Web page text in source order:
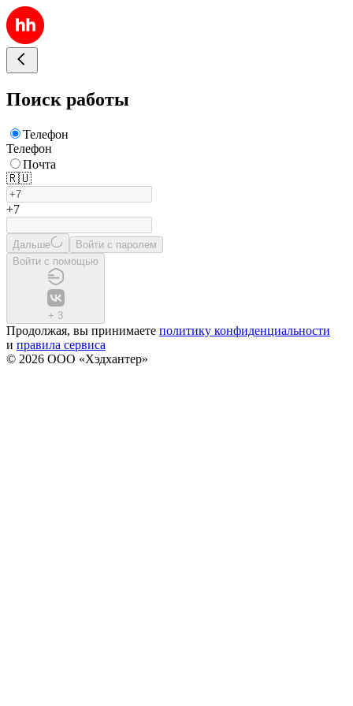
Поиск работы
Телефон
Телефон
Почта
🇷🇺
+7
Дальше
Войти с паролем
Войти с помощью
+ 3
Продолжая, вы принимаете политику конфиденциальности
и правила сервиса
© 2026 ООО «Хэдхантер»